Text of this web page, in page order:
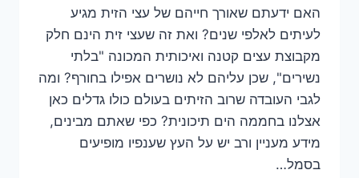
האם ידעתם שאורך חייהם של עצי הזית מגיע
לעיתים לאלפי שנים? ואת זה שעצי זית הינם חלק
מקבוצת עצים קטנה ואיכותית המכונה "בלתי
נשירים", שכן עליהם לא נושרים אפילו בחורף? ומה
לגבי העובדה שרוב הזיתים בעולם כולו גדלים כאן
אצלנו בחממה הים תיכונית? כפי שאתם מבינים,
מידע מעניין ורב יש על העץ שענפיו מופיעים
בסמל…